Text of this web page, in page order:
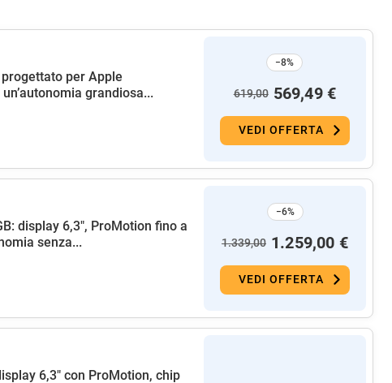
per Apple
grandiosa...
−8%
619,00 569,49 €
VEDI OFFERTA
display 6,3", ProMotion fino a
senza...
−6%
1.339,00 1.259,00 €
VEDI OFFERTA
6,3" con ProMotion, chip